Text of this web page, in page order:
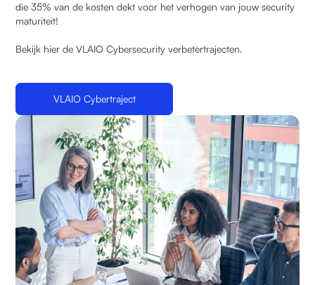
die 35% van de kosten dekt voor het verhogen van jouw security
maturiteit!
Bekijk hier de VLAIO Cybersecurity verbetertrajecten.
VLAIO Cybertraject